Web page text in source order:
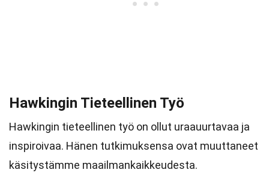
Hawkingin Tieteellinen Työ
Hawkingin tieteellinen työ on ollut uraauurtavaa ja
inspiroivaa. Hänen tutkimuksensa ovat muuttaneet
käsitystämme maailmankaikkeudesta.